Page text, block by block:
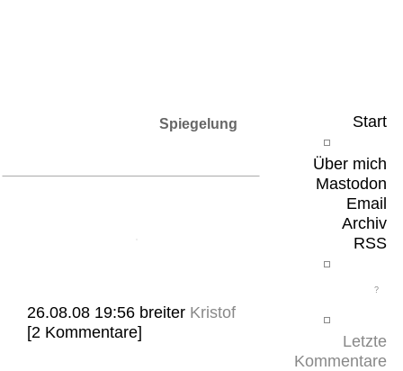
Start
Über mich
Mastodon
Email
Archiv
RSS
Letzte
Kommentare
Spiegelung
26.08.08 19:56 breiter Kristof
[2 Kommentare]